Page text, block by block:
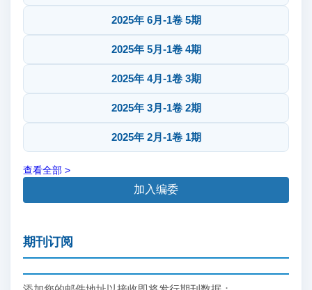
2025年 6月-1卷 5期
2025年 5月-1卷 4期
2025年 4月-1卷 3期
2025年 3月-1卷 2期
2025年 2月-1卷 1期
查看全部 >
加入编委
期刊订阅